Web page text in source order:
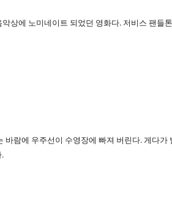
상에 노미네이트 되었던 영화다. 저비스 팬들
람에 우주선이 수영장에 빠져 버린다. 게다